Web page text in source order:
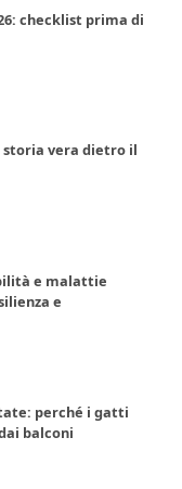
checklist prima di
storia vera dietro il
e malattie
e
perché i gatti
balconi